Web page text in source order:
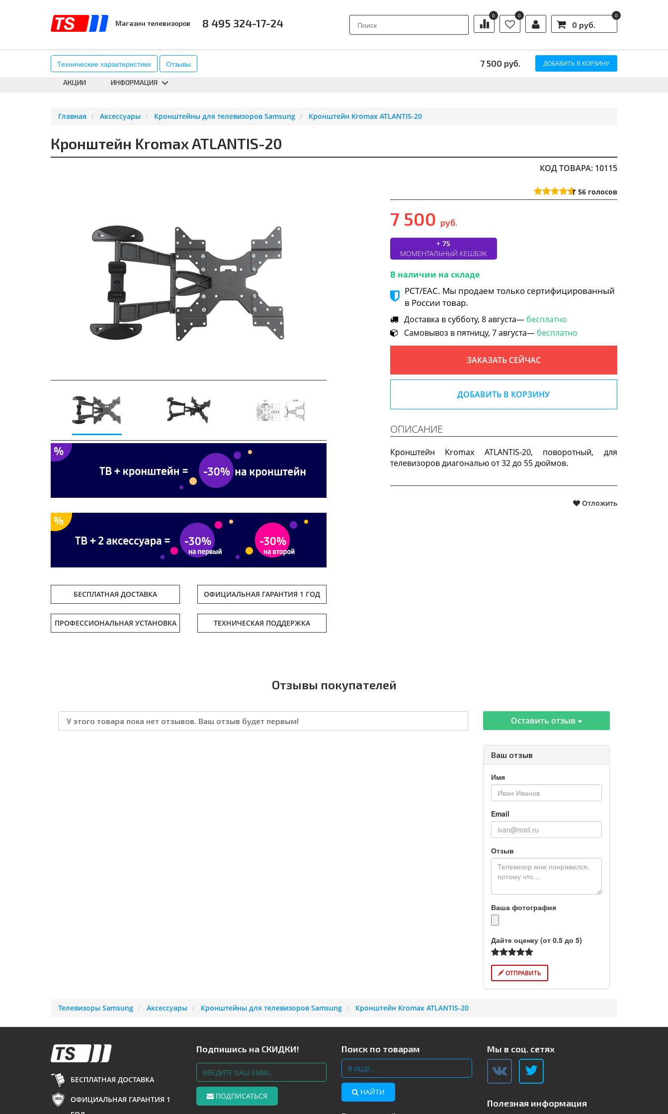
Магазин телевизоров 8 495 324-17-24
0 0
0 руб.
0
Технические характеристики Отзывы ДОБАВИТЬ В КОРЗИНУ
7 500 руб.
КАТАЛОГ АКСЕССУАРЫ
АКЦИИ ИНФОРМАЦИЯ
Главная Аксессуары Кронштейны для телевизоров Samsung Кронштейн Kromax ATLANTIS-20
Кронштейн Kromax ATLANTIS-20
КОД ТОВАРА: 10115
Previous
БЕСПЛАТНАЯ ДОСТАВКА ОФИЦИАЛЬНАЯ ГАРАНТИЯ 1 ГОД
ТЕХНИЧЕСКАЯ ПОДДЕРЖКА
ПРОФЕССИОНАЛЬНАЯ УСТАНОВКА
56 голосов
7 500 руб.
+ 75
МОМЕНТАЛЬНЫЙ КЕШБЭК
В наличии на складе
РСТ/ЕАС. Мы продаем только сертифицированный
в России товар.
Доставка в субботу, 8 августа— бесплатно
Самовывоз в пятницу, 7 августа— бесплатно
ЗАКАЗАТЬ СЕЙЧАС
ДОБАВИТЬ В КОРЗИНУ
ОПИСАНИЕ
Кронштейн Kromax ATLANTIS-20, поворотный, для
телевизоров диагональю от 32 до 55 дюймов.
Отложить
Отзывы покупателей
У этого товара пока нет отзывов. Ваш отзыв будет первым! Оставить отзыв
Ваш отзыв
Имя
Email
Отзыв
Ваша фотография
Дайте оценку (от 0.5 до 5)
ОТПРАВИТЬ
Телевизоры Samsung Аксессуары Кронштейны для телевизоров Samsung Кронштейн Kromax ATLANTIS-20
БЕСПЛАТНАЯ ДОСТАВКА
ОФИЦИАЛЬНАЯ ГАРАНТИЯ 1
Подпишись на СКИДКИ!
ПОДПИСАТЬСЯ
Поиск по товарам
НАЙТИ
Мы в соц. сетях
Полезная информация